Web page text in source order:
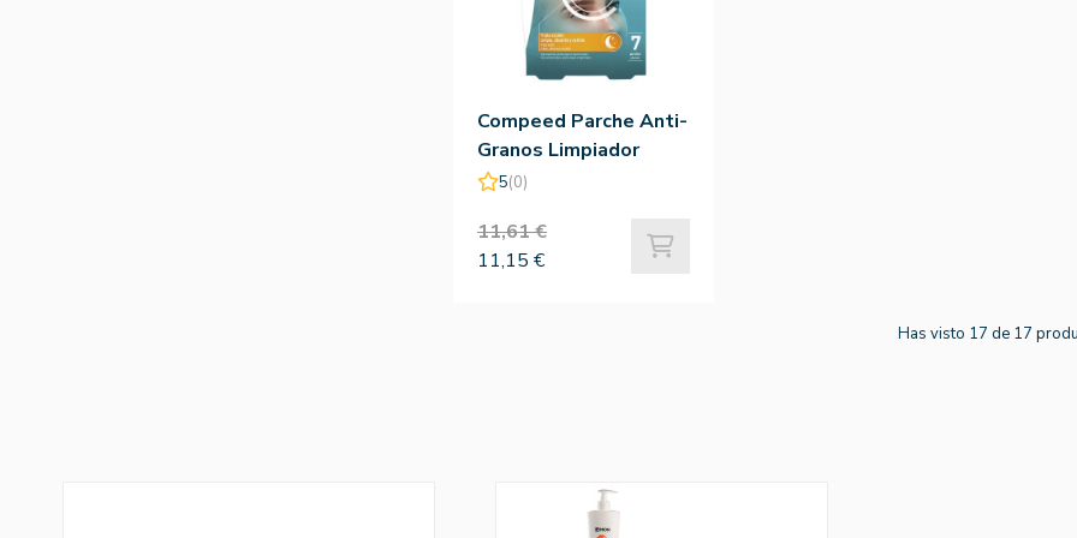
Compeed Parche Anti-
Granos Limpiador
7Uds
5(0)
11,61 €
11,15 €
Has visto 17 de 17